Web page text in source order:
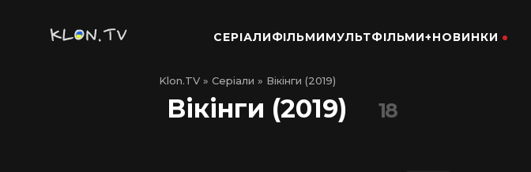
СЕРІАЛИФІЛЬМИМУЛЬТФІЛЬМИ+НОВИНКИ
Klon.TV » Серіали » Вікінги (2019)
Вікінги (2019) 18